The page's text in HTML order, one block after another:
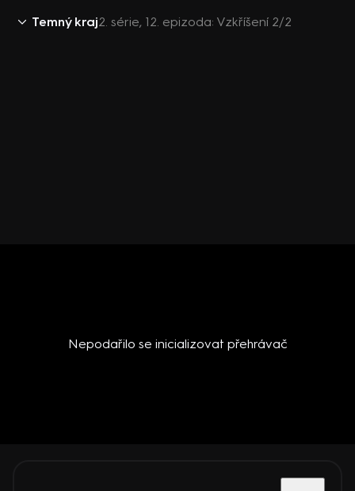
Temný kraj2. série, 12. epizoda: Vzkříšení 2/2
Nepodařilo se inicializovat přehrávač